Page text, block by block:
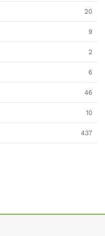
20
9
2
6
46
10
437